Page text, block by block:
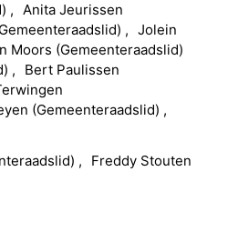
) Anita Jeurissen
Gemeenteraadslid)
Jolein
Moors (Gemeenteraadslid)
) Bert Paulissen
(Gemeenteraadslid)
) Freddy Stouten